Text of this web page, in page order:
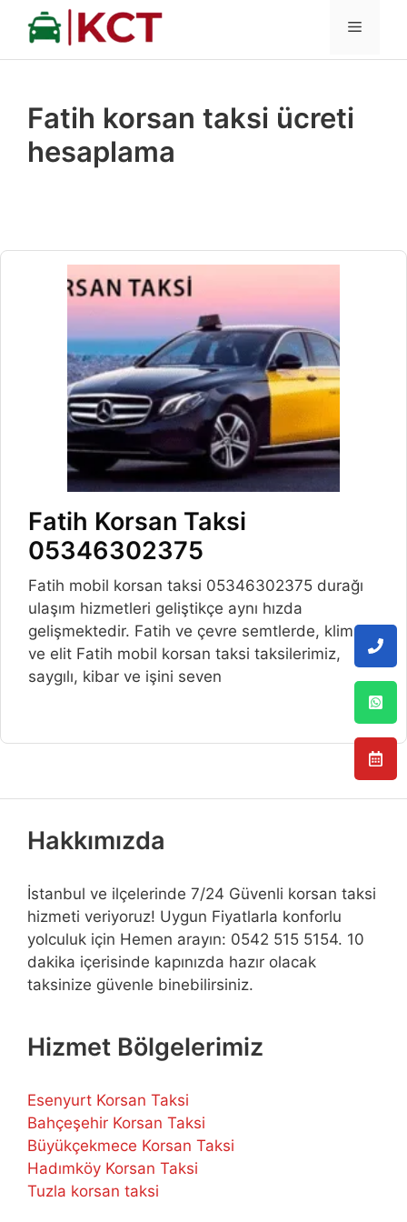
İçeriğe
MENÜ
Fatih korsan taksi ücreti
hesaplama
Fatih Korsan Taksi
05346302375
Fatih mobil korsan taksi 05346302375 durağı
ulaşım hizmetleri geliştikçe aynı hızda
gelişmektedir. Fatih ve çevre semtlerde, klimalı
ve elit Fatih mobil korsan taksi taksilerimiz,
saygılı, kibar ve işini seven
Hakkımızda
İstanbul ve ilçelerinde 7/24 Güvenli korsan taksi
hizmeti veriyoruz! Uygun Fiyatlarla konforlu
yolculuk için Hemen arayın: 0542 515 5154. 10
dakika içerisinde kapınızda hazır olacak
taksinize güvenle binebilirsiniz.
Hizmet Bölgelerimiz
Esenyurt Korsan Taksi
Bahçeşehir Korsan Taksi
Büyükçekmece Korsan Taksi
Hadımköy Korsan Taksi
Tuzla korsan taksi